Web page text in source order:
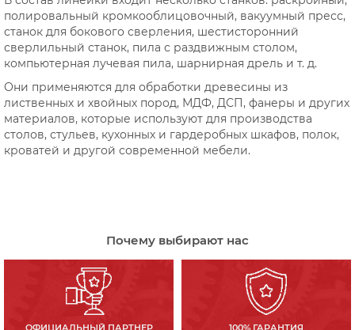
полировальный кромкооблицовочный, вакуумный пресс,
станок для бокового сверления, шестисторонний
сверлильный станок, пила с раздвижным столом,
компьютерная лучевая пила, шарнирная дрель и т. д.
Они применяются для обработки древесины из
лиственных и хвойных пород, МДФ, ДСП, фанеры и других
материалов, которые используют для производства
столов, стульев, кухонных и гардеробных шкафов, полок,
кроватей и другой современной мебели.
Почему выбирают нас
ОФИЦИАЛЬНЫЙ ПАРТНЕР 100% ГАРАНТИЯ